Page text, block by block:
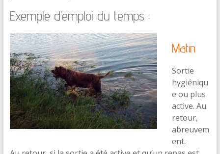
Exemple d’emploi du temps :
Matin
Sortie
hygiéniqu
e ou plus
active. Au
retour,
abreuvem
ent.